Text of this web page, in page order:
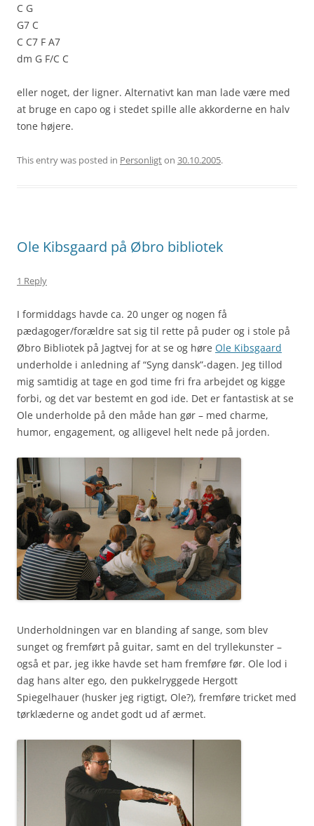
C G
G7 C
C C7 F A7
dm G F/C C
eller noget, der ligner. Alternativt kan man lade være med
at bruge en capo og i stedet spille alle akkorderne en halv
tone højere.
This entry was posted in Personligton 30.10.2005.
Ole Kibsgaard på Øbro bibliotek
1 Reply
I formiddags havde ca. 20 unger og nogen få
pædagoger/forældre sat sig til rette på puder og i stole på
Øbro Bibliotek på Jagtvej for at se og høre Ole Kibsgaard
underholde i anledning af “Syng dansk”-dagen. Jeg tillod
mig samtidig at tage en god time fri fra arbejdet og kigge
forbi, og det var bestemt en god ide. Det er fantastisk at se
Ole underholde på den måde han gør – med charme,
humor, engagement, og alligevel helt nede på jorden.
Underholdningen var en blanding af sange, som blev
sunget og fremført på guitar, samt en del tryllekunster –
også et par, jeg ikke havde set ham fremføre før. Ole lod i
dag hans alter ego, den pukkelryggede Hergott
Spiegelhauer (husker jeg rigtigt, Ole?), fremføre tricket med
tørklæderne og andet godt ud af ærmet.